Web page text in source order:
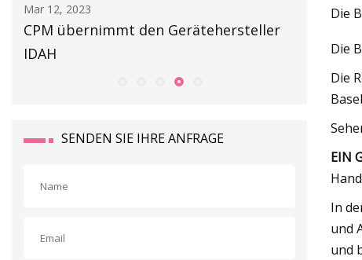
den Gerätehersteller Gefahr der Ausrüstung
SENDEN SIE IHRE ANFRAGE
Die
Die
Die
EIN
In
und
und